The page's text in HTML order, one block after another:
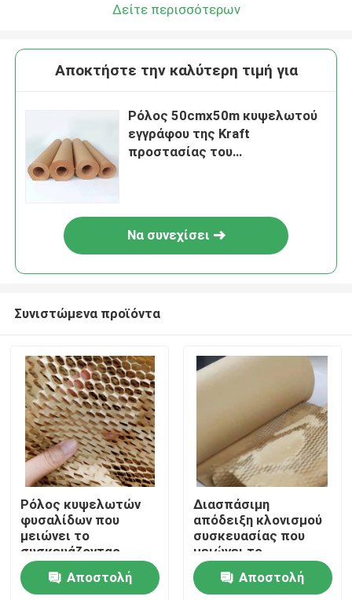
Σπίτι
Σχετικά με εμάς
Επαφές
Δείτε περισσότερων
Αποκτήστε την καλύτερη τιμή για
Ρόλος 50cmx50m κυψελωτού
εγγράφου της Kraft
προστασίας του
Να συνεχίσει
Συνιστώμενα προϊόντα
Ρόλος κυψελωτών
φυσαλίδων που
μειώνει το
συσκευάζοντας
έγγραφο της Kraft
τεντωμάτωνΑποστολή
Διασπάσιμη
απόδειξη κλονισμού
συσκευασίας που
μειώνει το
κυψελωτό έγγραφο
Αποστολή